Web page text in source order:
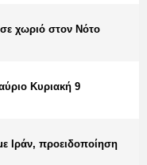
χωριό στον Νότο
Κυριακή 9
Ιράν, προειδοποίηση